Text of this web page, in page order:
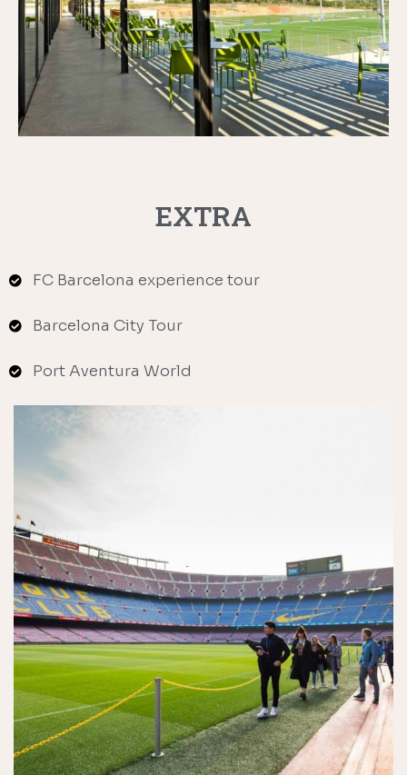
EXTRA
FC Barcelona experience tour
Barcelona City Tour
Port Aventura World